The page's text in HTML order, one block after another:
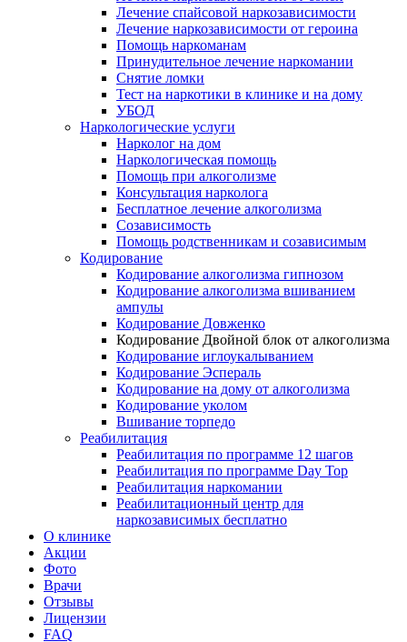
Лечение спайсовой наркозависимости
Лечение наркозависимости от героина
Помощь наркоманам
Принудительное лечение наркомании
Снятие ломки
Тест на наркотики в клинике и на дому
УБОД
Наркологические услуги
Нарколог на дом
Наркологическая помощь
Помощь при алкоголизме
Консультация нарколога
Бесплатное лечение алкоголизма
Созависимость
Помощь родственникам и созависимым
Кодирование
Кодирование алкоголизма гипнозом
Кодирование алкоголизма вшиванием
ампулы
Кодирование Довженко
Кодирование Двойной блок от алкоголизма
Кодирование иглоукалыванием
Кодирование Эспераль
Кодирование на дому от алкоголизма
Кодирование уколом
Вшивание торпедо
Реабилитация
Реабилитация по программе 12 шагов
Реабилитация по программе Day Top
Реабилитация наркомании
Реабилитационный центр для
наркозависимых бесплатно
О клинике
Акции
Фото
Врачи
Отзывы
Лицензии
FAQ